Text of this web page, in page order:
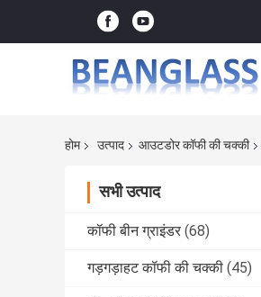
होम उत्पाद आउटडोर कॉफी की चक्की
सभी उत्पाद
कॉफी बीन ग्राइंडर (68)
गड़गड़ाहट कॉफी की चक्की (45)